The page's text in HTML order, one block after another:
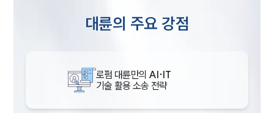
대륜의 주요 강점
로펌 대륜만의 AI·IT
기술 활용 소송 전략